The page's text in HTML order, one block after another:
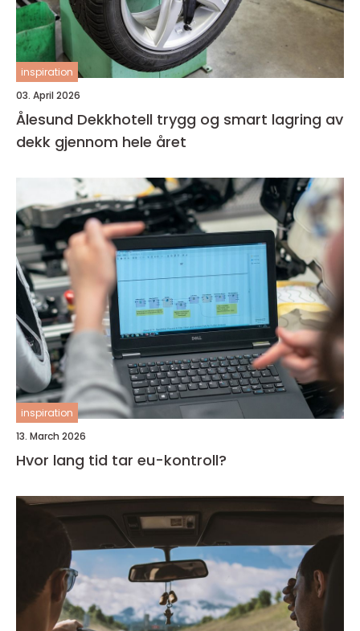
inspiration
03. April 2026
Ålesund Dekkhotell trygg og smart lagring av
dekk gjennom hele året
inspiration
13. March 2026
Hvor lang tid tar eu-kontroll?